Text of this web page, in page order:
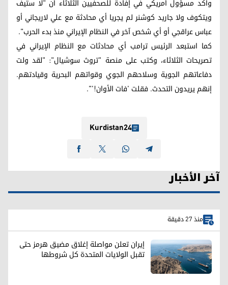
وأكد مسؤول أمريكي في إفادة للصحفيين الثلاثاء أن "لا ستيف
ويتكوف ولا جاريد كوشنر لم يجريا أي محادثة مع علي لاريجاني أو
عباس عراقجي أو أي شخص آخر في النظام الإيراني منذ بدء الحرب".
كما استبعد الرئيس ترامب أي محادثات مع النظام الإيراني في
تصريحات الثلاثاء، وكتب على منصة "تروث سوشيال": "لقد ولت
دفاعاتهم الجوية وسلاحهم الجوي وقواتهم البحرية وقيادتهم.
إنهم يريدون التحدث. فقلت 'فات الأوان!'".
Kurdistan24
آخر الأخبار
منذ 27 دقيقة
إيران تعلن مواصلة إغلاق مضيق هرمز حتى
تقبل الولايات المتحدة كل شروطها